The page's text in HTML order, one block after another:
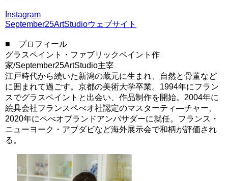
Instagram
September25ArtStudioウェブサイト
■ プロフィール
グラスペイント・ファブリックペイント作
家/September25ArtStudio主宰
江戸時代から続いた新潟の蔵元に生まれ、自然と骨董など
に囲まれて過ごす。京都の美術大学卒業。1994年にフラン
スでグラスペイントと出会い、作品制作を開始。2004年に
絵具会社フランスペべオ社認定のマスターティ―チャー、
2020年にペべオブランドアンバサダーに就任。フランス・
ニューヨーク・アブダビなど海外展示会で和柄が評価され
る。